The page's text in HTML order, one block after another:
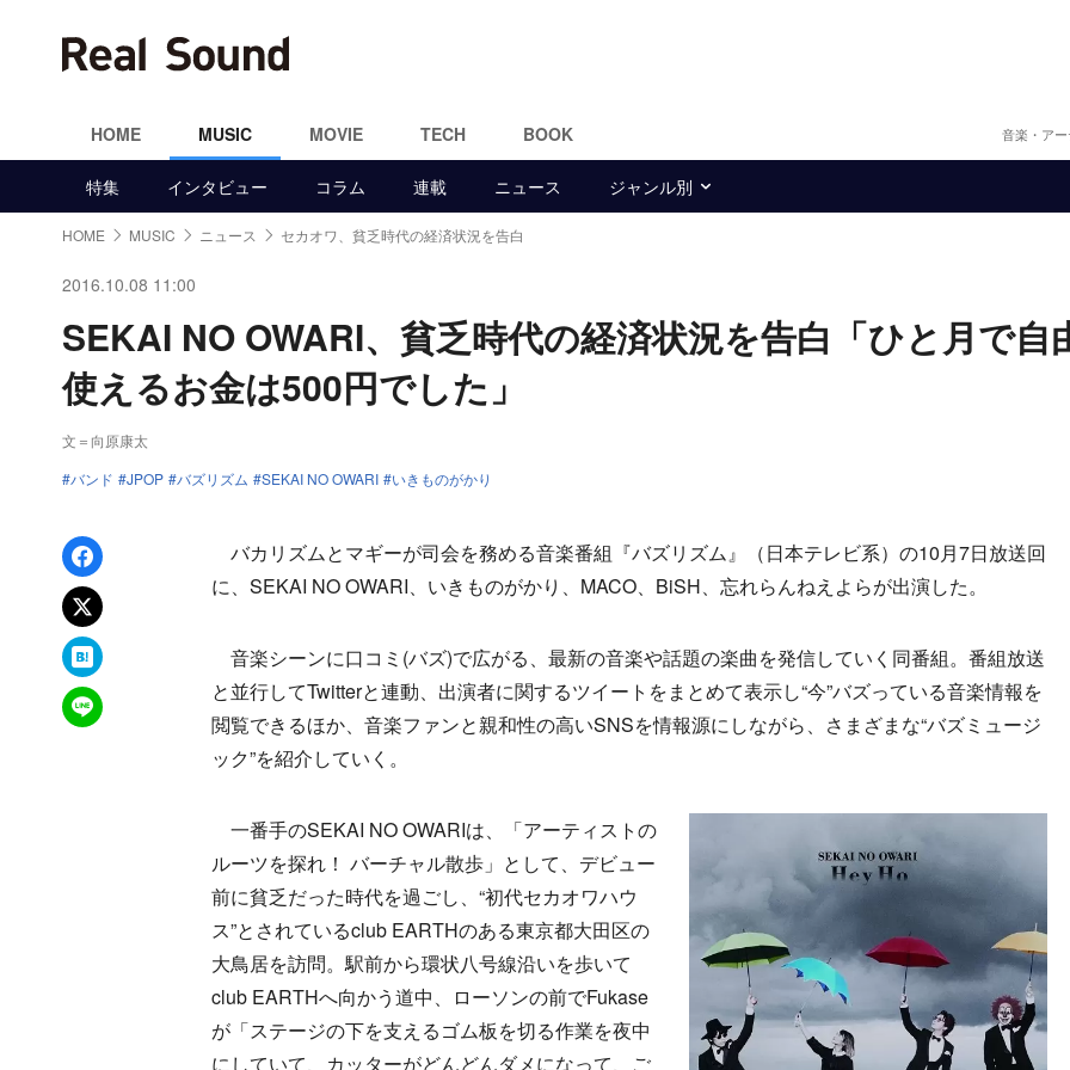
HOME MUSIC MOVIE TECH BOOK 音楽・ア
特集 インタビュー コラム 連載 ニュース ジャンル別
HOME MUSIC ニュース セカオワ、貧乏時代の経済状況を告白
2016.10.08 11:00
SEKAI NO OWARI、貧乏時代の経済状況を告白「ひと月で自
使えるお金は500円でした」
文＝向原康太
バンド
JPOP バズリズム SEKAI NO OWARI いきものがかり
Facebookでシェア
xでポスト
はてなブックマーク
LINEで送る
バカリズムとマギーが司会を務める音楽番組『バズリズム』（日本テレビ系）の10月7日放送回
に、SEKAI NO OWARI、いきものがかり、MACO、BiSH、忘れらんねえよらが出演した。
音楽シーンに口コミ(バズ)で広がる、最新の音楽や話題の楽曲を発信していく同番組。番組放送
と並行してTwitterと連動、出演者に関するツイートをまとめて表示し“今”バズっている音楽情報を
閲覧できるほか、音楽ファンと親和性の高いSNSを情報源にしながら、さまざまな“バズミュージ
ック”を紹介していく。
一番手のSEKAI NO OWARIは、「アーティストの
ルーツを探れ！ バーチャル散歩」として、デビュー
前に貧乏だった時代を過ごし、“初代セカオワハウ
ス”とされているclub EARTHのある東京都大田区の
大鳥居を訪問。駅前から環状八号線沿いを歩いて
club EARTHへ向かう道中、ローソンの前でFukase
が「ステージの下を支えるゴム板を切る作業を夜中
にしていて、カッターがどんどんダメになって、ご